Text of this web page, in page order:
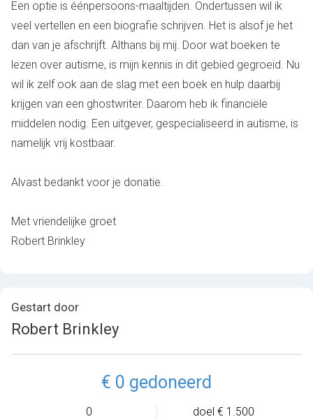
Een optie is éénpersoons-maaltijden. Ondertussen wil ik
veel vertellen en een biografie schrijven. Het is alsof je het
dan van je afschrijft. Althans bij mij. Door wat boeken te
lezen over autisme, is mijn kennis in dit gebied gegroeid. Nu
wil ik zelf ook aan de slag met een boek en hulp daarbij
krijgen van een ghostwriter. Daarom heb ik financiële
middelen nodig. Een uitgever, gespecialiseerd in autisme, is
namelijk vrij kostbaar.
Alvast bedankt voor je donatie.
Met vriendelijke groet
Robert Brinkley
Gestart door
Robert Brinkley
€ 0 gedoneerd
0
doel € 1.500